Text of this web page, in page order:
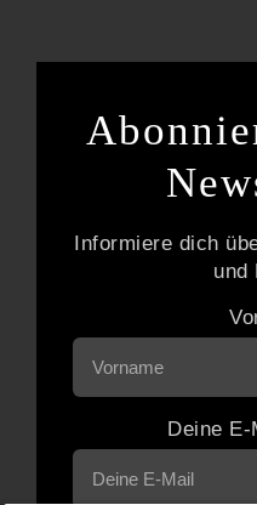
Informiere dich
und
Deine